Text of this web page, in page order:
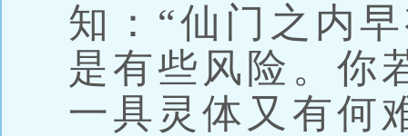
知：“仙门之内
是有些风险。你
一具灵体又有何